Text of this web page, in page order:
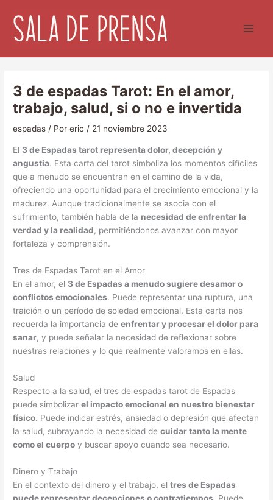
contenido
3 de espadas Tarot: En el amor,
trabajo, salud, si o no e invertida
espadas / Poreric/ 21 noviembre 2023
El 3 de Espadas tarot representa dolor, decepción y
angustia. Esta carta del tarot simboliza los momentos difíciles
que a menudo se encuentran en el camino de la vida,
ofreciendo una oportunidad para el crecimiento emocional y la
madurez. Aunque tradicionalmente se asocia con el
sufrimiento, también habla de la necesidad de enfrentar la
verdad y la realidad, permitiéndonos avanzar con mayor
fortaleza y comprensión.
Tres de Espadas Tarot en el Amor
En el amor, el 3 de Espadas a menudo sugiere desamor o
conflictos emocionales. Puede representar una ruptura, una
traición o un período de soledad emocional. Esta carta nos
recuerda la importancia deenfrentar y procesar el dolor para
sanar, y puede señalar la necesidad de reflexionar sobre
nuestras relaciones y lo que realmente valoramos en ellas.
Salud
Respecto a la salud, el tres de espadas tarot de Espadas
puede simbolizarel impacto emocional en nuestro bienestar
físico. Puede indicar estrés, ansiedad o depresión que afectan
la salud, subrayando la necesidad decuidar tanto la mente
como el cuerpo y buscar apoyo cuando sea necesario.
Dinero y Trabajo
En el contexto del dinero y el trabajo, eltres de Espadas
puede representar decepciones o contratiempos. Puede